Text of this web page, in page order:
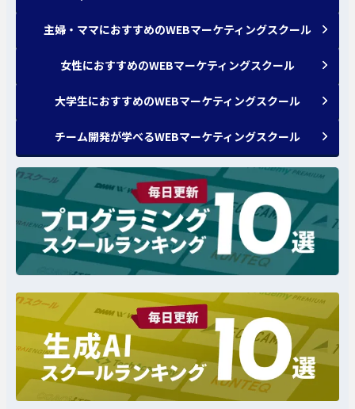
主婦・ママにおすすめのWEBマーケティングスクール
女性におすすめのWEBマーケティングスクール
大学生におすすめのWEBマーケティングスクール
チーム開発が学べるWEBマーケティングスクール